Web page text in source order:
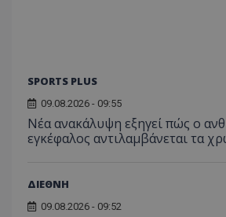
SPORTS PLUS
09.08.2026 - 09:55
Νέα ανακάλυψη εξηγεί πώς ο
εγκέφαλος αντιλαμβάνεται τα
ΔΙΕΘΝΗ
09.08.2026 - 09:52